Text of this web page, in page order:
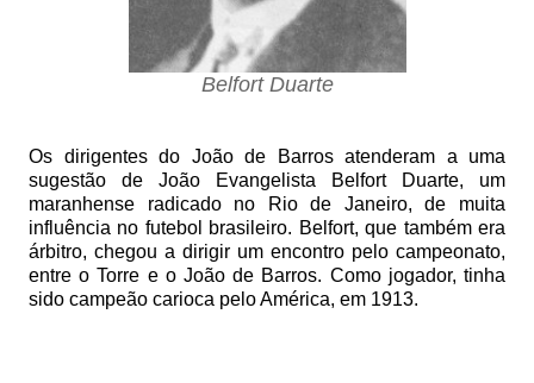
Belfort Duarte
Os dirigentes do João de Barros atenderam a uma
sugestão de João Evangelista Belfort Duarte, um
maranhense radicado no Rio de Janeiro, de muita
influência no futebol brasileiro. Belfort, que também era
árbitro, chegou a dirigir um encontro pelo campeonato,
entre o Torre e o João de Barros. Como jogador, tinha
sido campeão carioca pelo América, em 1913.